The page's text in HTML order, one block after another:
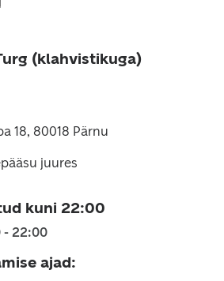
(klahvistikuga)
18, 80018 Pärnu
juures
kuni 22:00
- 22:00
ajad: